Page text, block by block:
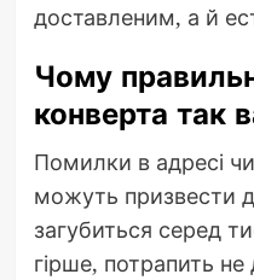
доставленим, а й
Чому
конверта так
Помилки в адресі
можуть призвести
загубиться серед
гірше, потрапить не